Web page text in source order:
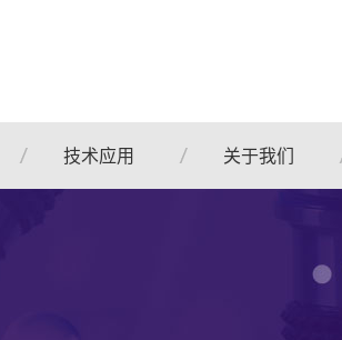
技术应用 关于我们